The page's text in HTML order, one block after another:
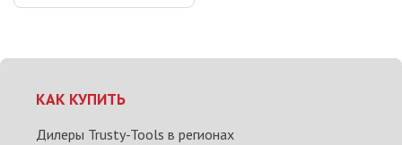
КАК КУПИТЬ
Дилеры Trusty-Tools в регионах